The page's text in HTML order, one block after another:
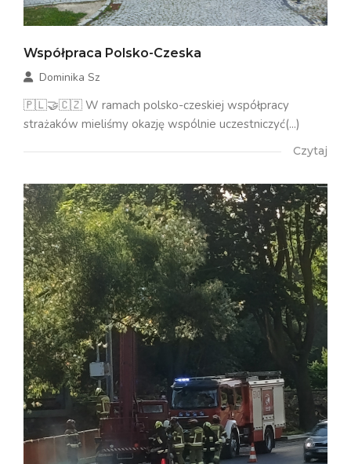
Współpraca Polsko-Czeska
Dominika Sz
🇵🇱🤝🇨🇿 W ramach polsko-czeskiej współpracy
strażaków mieliśmy okazję wspólnie uczestniczyć(...)
Czytaj